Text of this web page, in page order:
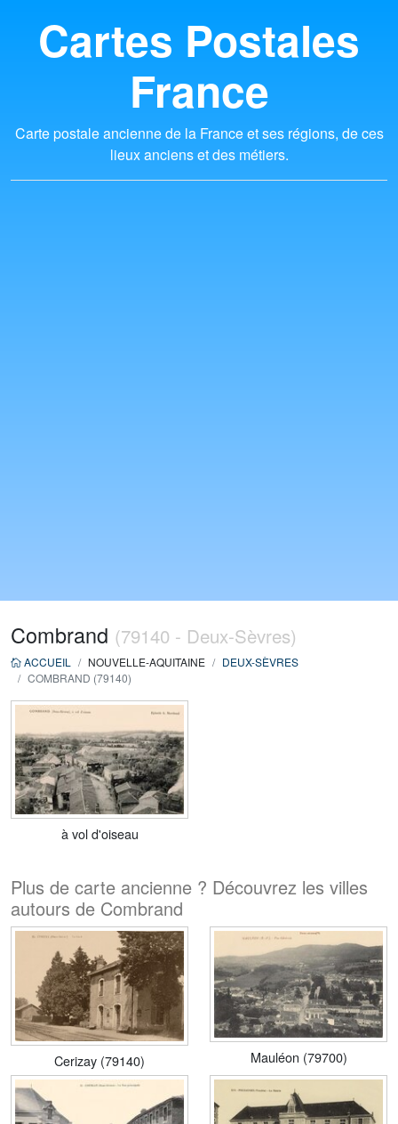
Cartes Postales
France
Carte postale ancienne de la France et ses régions, de ces
lieux anciens et des métiers.
Combrand (79140 - Deux-Sèvres)
ACCUEIL NOUVELLE-AQUITAINE
DEUX-SÈVRES
COMBRAND (79140)
à vol d'oiseau
Plus de carte ancienne ? Découvrez les villes
autours de Combrand
Cerizay (79140) Mauléon (79700)